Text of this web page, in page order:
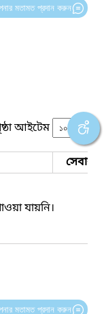
মতামত প্রদান করুন
আইটেম
সেবার
যায়নি।
মতামত প্রদান করুন